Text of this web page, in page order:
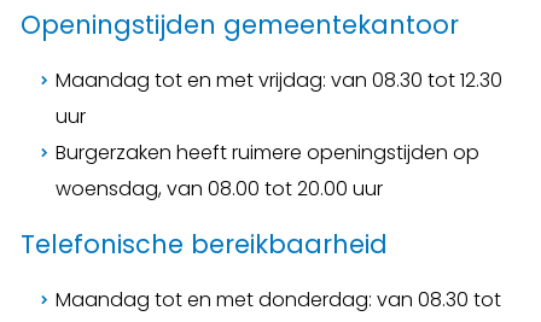
Openingstijden gemeentekantoor
Maandag tot en met vrijdag: van 08.30 tot 12.30
uur
Burgerzaken heeft ruimere openingstijden op
woensdag, van 08.00 tot 20.00 uur
Telefonische bereikbaarheid
Maandag tot en met donderdag: van 08.30 tot